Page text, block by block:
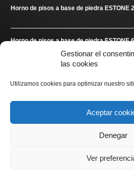
Gestionar el
las cookies
Utilizamos cookies para optimizar nuestro
Aceptar
Denegar
Ver
Horno de pisos a base de piedra ESTONE
Horno de pisos a base de piedra ESTONE
Enlaces de interés
www.arditec.es
Copyright © 2020